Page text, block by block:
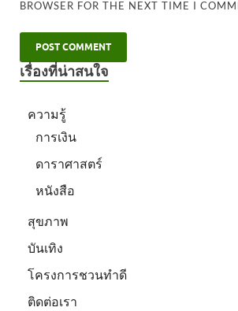
BROWSER FOR THE NEXT TIME I
เรื่องที่น่าสนใจ
ความรู้
การเงิน
ดาราศาสตร์
หนังสือ
สุขภาพ
บันเทิง
โครงการชวนทำดี
ติดต่อเรา